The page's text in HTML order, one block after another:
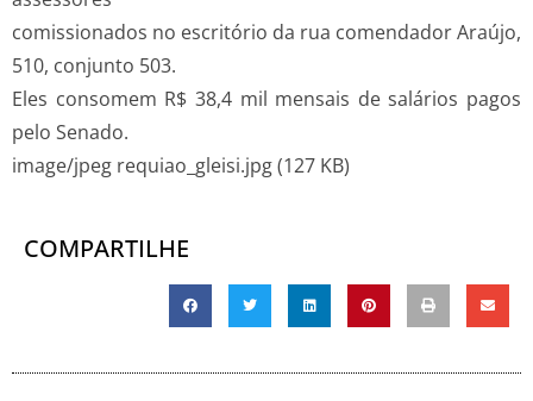
comissionados no escritório da rua comendador Araújo,
510, conjunto 503.
Eles consomem R$ 38,4 mil mensais de salários pagos
pelo Senado.
image/jpeg requiao_gleisi.jpg (127 KB)
COMPARTILHE